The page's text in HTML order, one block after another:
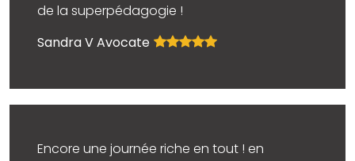
de la superpédagogie !
Sandra V Avocate
Encore une journée riche en tout ! en